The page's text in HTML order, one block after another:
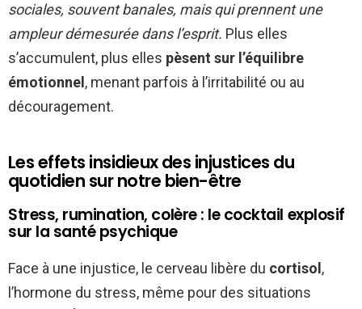
sociales, souvent banales, mais qui prennent une
ampleur démesurée dans l’esprit. Plus elles
s’accumulent, plus elles pèsent sur l’équilibre
émotionnel , menant parfois à l’irritabilité ou au
découragement.
Les effets insidieux des injustices du
quotidien sur notre bien-être
Stress, rumination, colère : le cocktail explosif
sur la santé psychique
Face à une injustice, le cerveau libère du cortisol ,
l’hormone du stress, même pour des situations